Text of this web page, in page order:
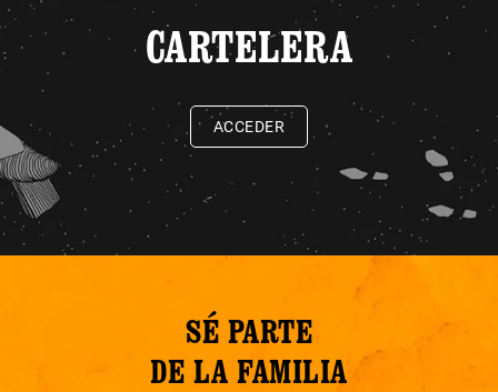
CARTELERA
ACCEDER
SÉ PARTE
DE LA FAMILIA